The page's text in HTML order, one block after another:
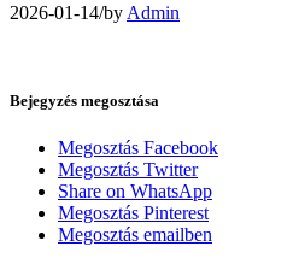
2026-01-14/by Admin
Bejegyzés megosztása
Megosztás Facebook
Megosztás Twitter
Share on WhatsApp
Megosztás Pinterest
Megosztás emailben